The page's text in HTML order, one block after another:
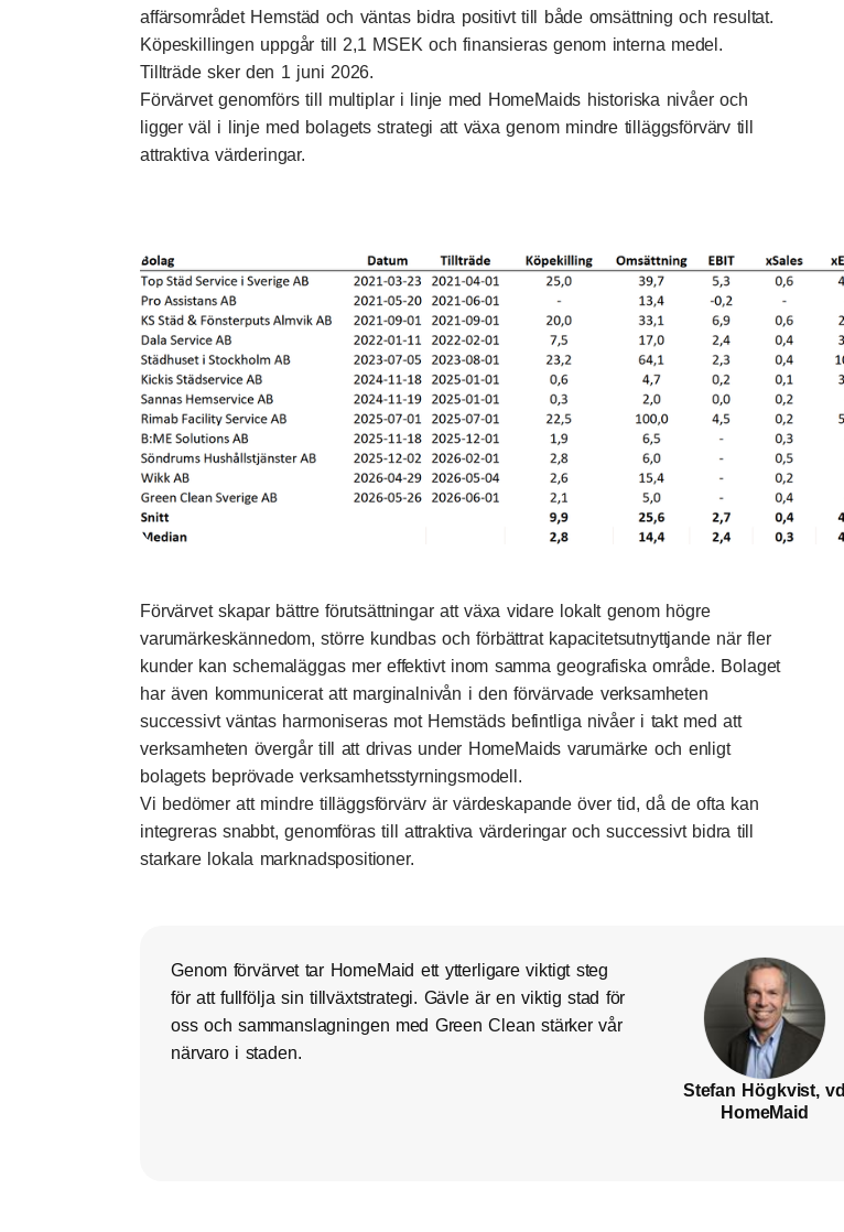
affärsområdet Hemstäd och väntas bidra positivt till både omsättning och resultat.
Köpeskillingen uppgår till 2,1 MSEK och finansieras genom interna medel.
Tillträde sker den 1 juni 2026.
Förvärvet genomförs till multiplar i linje med HomeMaids historiska nivåer och
ligger väl i linje med bolagets strategi att växa genom mindre tilläggsförvärv till
attraktiva värderingar.
Förvärvet skapar bättre förutsättningar att växa vidare lokalt genom högre
varumärkeskännedom, större kundbas och förbättrat kapacitetsutnyttjande när fler
kunder kan schemaläggas mer effektivt inom samma geografiska område. Bolaget
har även kommunicerat att marginalnivån i den förvärvade verksamheten
successivt väntas harmoniseras mot Hemstäds befintliga nivåer i takt med att
verksamheten övergår till att drivas under HomeMaids varumärke och enligt
bolagets beprövade verksamhetsstyrningsmodell.
Vi bedömer att mindre tilläggsförvärv är värdeskapande över tid, då de ofta kan
integreras snabbt, genomföras till attraktiva värderingar och successivt bidra till
starkare lokala marknadspositioner.
Stefan Högkvist, vd
HomeMaid
Genom förvärvet tar HomeMaid ett ytterligare viktigt steg
för att fullfölja sin tillväxtstrategi. Gävle är en viktig stad för
oss och sammanslagningen med Green Clean stärker vår
närvaro i staden.